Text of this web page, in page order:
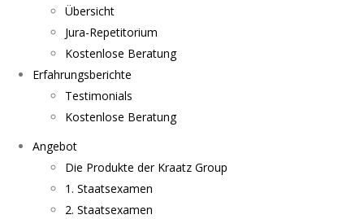
Übersicht
Jura-Repetitorium
Kostenlose Beratung
Erfahrungsberichte
Testimonials
Kostenlose Beratung
Angebot
Die Produkte der Kraatz Group
1. Staatsexamen
2. Staatsexamen